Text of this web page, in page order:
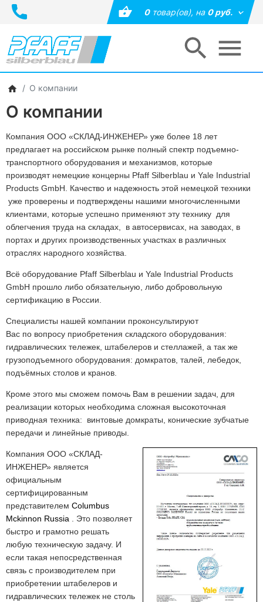
0товар(ов),на0 руб.
О компании
О компании
Компания ООО «СКЛАД-ИНЖЕНЕР» уже более 18 лет
предлагает на российском рынке полный спектр подъемно-
транспортного оборудования и механизмов, которые
производят немецкие концерны Pfaff Silberblau и Yale Industrial
Products GmbH. Качество и надежность этой немецкой техники
уже проверены и подтверждены нашими многочисленными
клиентами, которые успешно применяют эту технику для
облегчения труда на складах, в автосервисах, на заводах, в
портах и других производственных участках в различных
отраслях народного хозяйства.
Всё оборудование Pfaff Silberblau и Yale Industrial Products
GmbH прошло либо обязательную, либо добровольную
сертификацию в России.
Специалисты нашей компании проконсультируют
Вас по вопросу приобретения складского оборудования:
гидравлических тележек, штабелеров и стеллажей, а так же
грузоподъемного оборудования: домкратов, талей, лебедок,
подъёмных столов и кранов.
Кроме этого мы сможем помочь Вам в решении задач, для
реализации которых необходима сложная высокоточная
приводная техника: винтовые домкраты, конические зубчатые
передачи и линейные приводы.
Компания ООО «СКЛАД-
ИНЖЕНЕР» является
официальным
сертифицированным
представителем Columbus
Mckinnon Russia . Это позволяет
быстро и грамотно решать
любую техническую задачу. И
если такая непосредственная
связь с производителем при
приобретении штабелеров и
гидравлических тележек не столь